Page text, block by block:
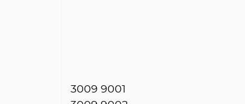
3009 9001